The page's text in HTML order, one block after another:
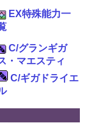
EX特殊能力一
C/グランギガ
・マエスティ
C/ギガドライエ